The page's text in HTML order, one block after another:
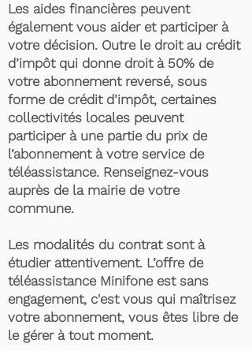
Les aides financières peuvent
également vous aider et participer à
votre décision. Outre le droit au crédit
d’impôt qui donne droit à 50% de
votre abonnement reversé, sous
forme de crédit d’impôt, certaines
collectivités locales peuvent
participer à une partie du prix de
l’abonnement à votre service de
téléassistance. Renseignez-vous
auprès de la mairie de votre
commune.
Les modalités du contrat sont à
étudier attentivement. L’offre de
téléassistance Minifone est sans
engagement, c'est vous qui maîtrisez
votre abonnement, vous êtes libre de
le gérer à tout moment.